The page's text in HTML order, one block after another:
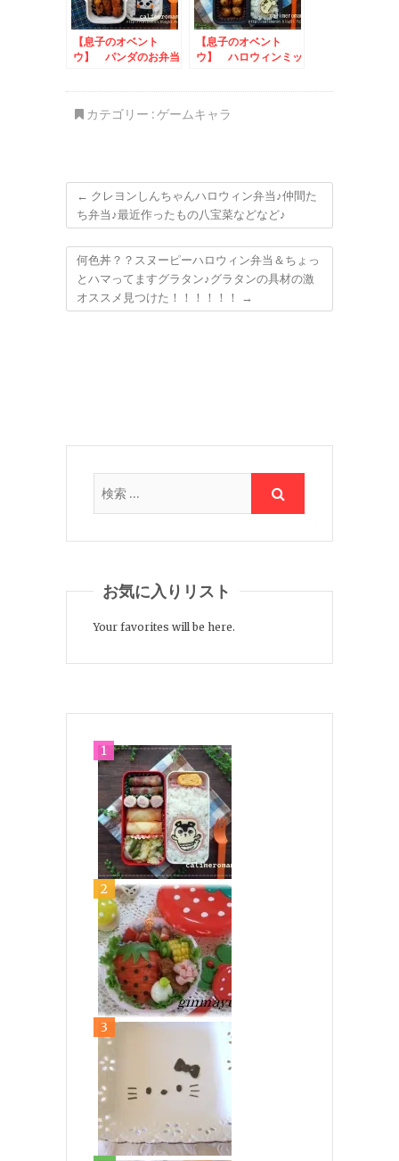
【息子のオベント
ウ】 パンダのお弁当
【息子のオベント
ウ】 ハロウィンミッ
カテゴリー :ゲームキャラ
← クレヨンしんちゃんハロウィン弁当♪仲間た
ち弁当♪最近作ったもの八宝菜などなど♪
何色丼？？スヌーピーハロウィン弁当＆ちょっ
とハマってますグラタン♪グラタンの具材の激
オススメ見つけた！！！！！！
→
お気に入りリスト
Your favorites will be here.